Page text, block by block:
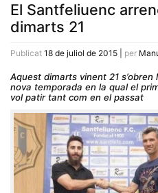
El Santfeliuenc
dimarts 21
Publicat 18 de juliol de 2015 per
Aquest dimarts vinent 21
nova temporada en la qual el
vol patir tant com en el passat